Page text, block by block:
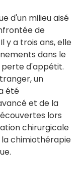
d'un milieu aisé
de
y a trois ans, elle
dans le
d'appétit.
un
été
et de la
lors
chirurgicale
chimiothérapie